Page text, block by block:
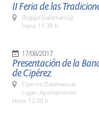
II Feria de las
Bogajo (Salamanca)
Hora: 11:30 h.
17/08/2017
Presentación de la
de Cipérez
Cipérez (Salamanca)
Lugar: Ayuntamiento
Hora: 12:00 h.